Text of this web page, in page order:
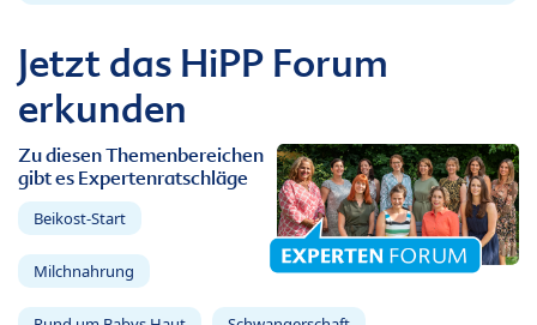
Jetzt das HiPP Forum
erkunden
Zu diesen Themenbereichen
gibt es Expertenratschläge
Beikost-Start
Milchnahrung